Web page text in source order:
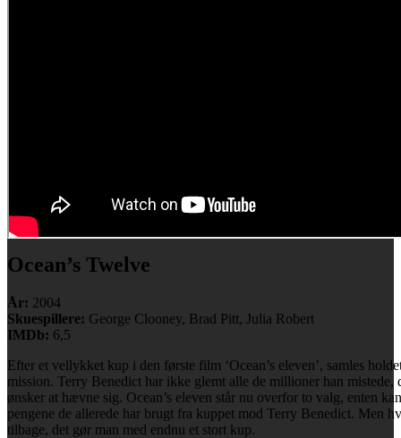
Ocean’s Twelve
År: 2004
Skuespillere: George Clooney, Brad Pitt, Julia Robert
IMDb: 6,5
Efter et vellykket kup i den første film ‘Ocean’s eleven’, samles
mission. Terry Benedict har ikke glemt alle de millioner han mistede,
ønsker at hævne sig. Ocean’s eleven står nu overfor to valg, enten
pengene de allerede har brugt fra kuppet mod Terry Benedict. Men
tilbage, det gør man med endnu et stort kup.